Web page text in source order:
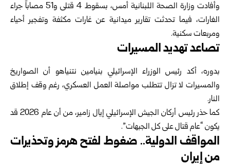
وأفادت وزارة الصحة اللبنانية أمس، بسقوط 4 قتلى و51 مصاباً جراء
الغارات، فيما تحدثت تقارير ميدانية عن غارات مكثفة وتفجير أحياء
ومربعات سكنية.
تصاعد تهديد المسيرات
بدوره، أكد رئيس الوزراء الإسرائيلي بنيامين نتنياهو أن الصواريخ
والمسيرات لا تزال تتطلب مواصلة العمل العسكري، رغم وقف إطلاق
النار.
كما حذر رئيس أركان الجيش الإسرائيلي إيال زامير، من أن عام 2026 قد
يكون “عام قتال على كل الجبهات”.
المواقف الدولية.. ضغوط لفتح هرمز وتحذيرات
من إيران